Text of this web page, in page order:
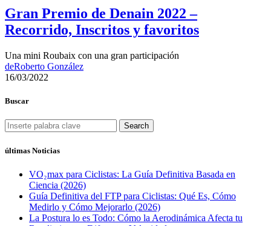
Gran Premio de Denain 2022 –
Recorrido, Inscritos y favoritos
Una mini Roubaix con una gran participación
deRoberto González
16/03/2022
Buscar
Search
últimas Noticias
VO₂max para Ciclistas: La Guía Definitiva Basada en
Ciencia (2026)
Guía Definitiva del FTP para Ciclistas: Qué Es, Cómo
Medirlo y Cómo Mejorarlo (2026)
La Postura lo es Todo: Cómo la Aerodinámica Afecta tu